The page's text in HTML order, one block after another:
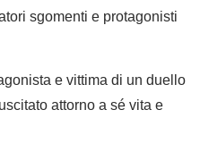
sgomenti e protagonisti
e vittima di un duello
attorno a sé vita e